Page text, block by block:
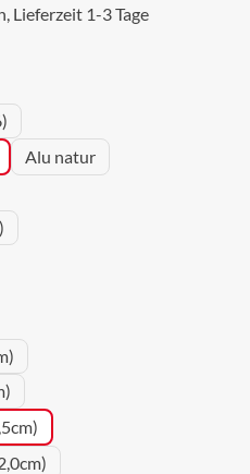
Lieferzeit 1-3 Tage
Alu natur